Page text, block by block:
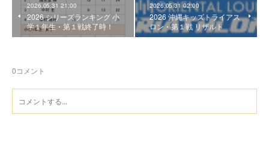
2026.05.31 21:00
2026 シリーズランキング 小
学１年生・第１戦終了時！
2026.05.31 02:00
2026 沖縄キッズトライアス
ロン・第１戦 リザルト
0コメント